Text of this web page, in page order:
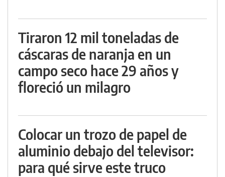
Tiraron 12 mil toneladas de
cáscaras de naranja en un
campo seco hace 29 años y
floreció un milagro
Colocar un trozo de papel de
aluminio debajo del televisor:
para qué sirve este truco